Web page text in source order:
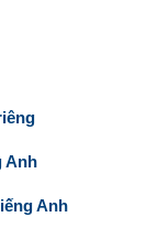
Anh
Anh